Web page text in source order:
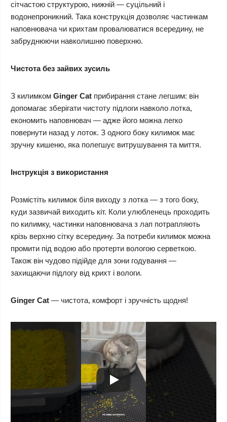
сітчастою структурою, нижній — суцільний і
водонепроникний. Така конструкція дозволяє частинкам
наповнювача чи крихтам провалюватися всередину, не
забруднюючи навколишню поверхню.
Чистота без зайвих зусиль
З килимком Ginger Cat прибирання стане легшим: він
допомагає зберігати чистоту підлоги навколо лотка,
економить наповнювач — адже його можна легко
повернути назад у лоток. З одного боку килимок має
зручну кишеню, яка полегшує витрушування та миття.
Інструкція з використання
Розмістіть килимок біля виходу з лотка — з того боку,
куди зазвичай виходить кіт. Коли улюбленець проходить
по килимку, частинки наповнювача з лап потрапляють
крізь верхню сітку всередину. За потреби килимок можна
промити під водою або протерти вологою серветкою.
Також він чудово підійде для зони годування —
захищаючи підлогу від крихт і вологи.
Ginger Cat — чистота, комфорт і зручність щодня!